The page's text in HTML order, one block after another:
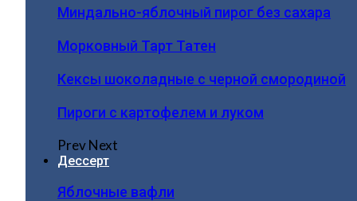
Миндально-яблочный пирог без сахара
Морковный Тарт Татен
Кексы шоколадные с черной смородиной
Пироги c картофелем и луком
PrevNext
Дессерт
Яблочные вафли